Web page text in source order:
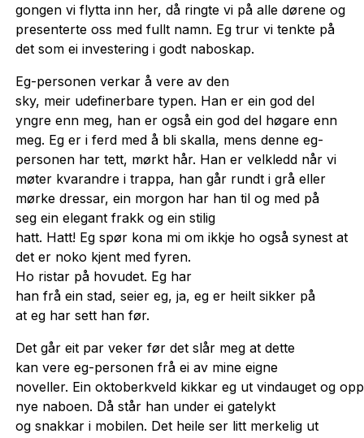
gongen vi flytta inn her, då ringte vi på alle dørene og
presenterte oss med fullt namn. Eg trur vi tenkte på
det som ei investering i godt naboskap.
Eg-personen verkar å vere av den
sky, meir udefinerbare typen. Han er ein god del
yngre enn meg, han er også ein god del høgare enn
meg. Eg er i ferd med å bli skalla, mens denne eg-
personen har tett, mørkt hår. Han er velkledd når vi
møter kvarandre i trappa, han går rundt i grå eller
mørke dressar, ein morgon har han til og med på
seg ein elegant frakk og ein stilig
hatt. Hatt! Eg spør kona mi om ikkje ho også synest at
det er noko kjent med fyren.
Ho ristar på hovudet. Eg har
han frå ein stad, seier eg, ja, eg er heilt sikker på
at eg har sett han før.
Det går eit par veker før det slår meg at dette
kan vere eg-personen frå ei av mine eigne
noveller. Ein oktoberkveld kikkar eg ut vindauget og
nye naboen. Då står han under ei gatelykt
og snakkar i mobilen. Det heile ser litt merkelig ut